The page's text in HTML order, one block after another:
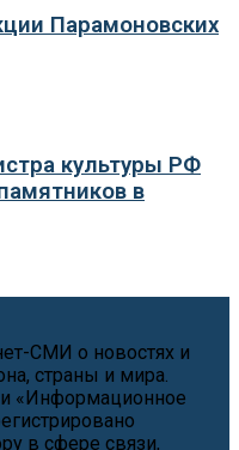
Парамоновских
культуры РФ
в
СМИ о новостях и
страны и мира.
«Информационное
в сфере связи,